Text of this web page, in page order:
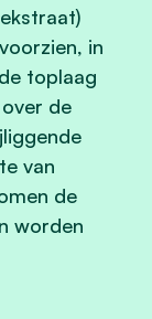
in
toplaag
de
van
de
worden